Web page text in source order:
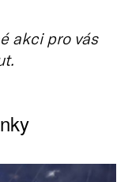
akci pro vás